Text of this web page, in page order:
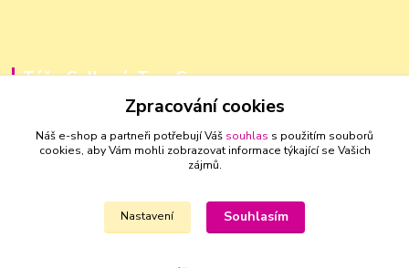
Táňa Golková, TanaGo
+420 603 83 88 46
golkovat@seznam.cz
Zpracování cookies
Náš e-shop a partneři potřebují Váš souhlas s použitím souborů
cookies, aby Vám mohli zobrazovat informace týkající se Vašich
zájmů.
Nastavení Souhlasím